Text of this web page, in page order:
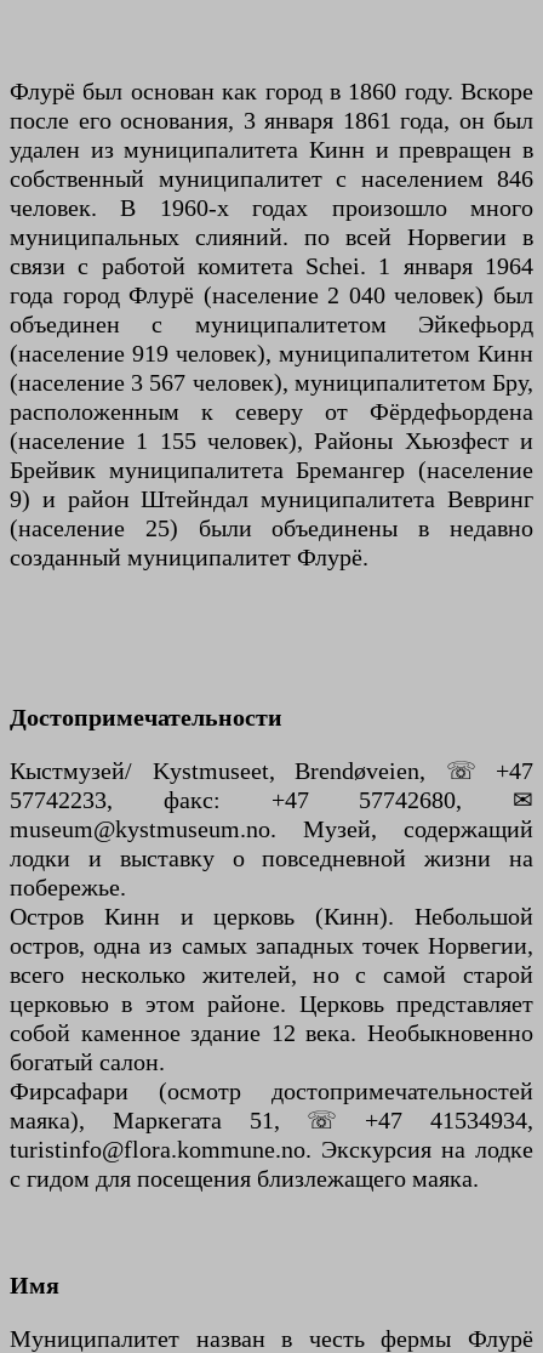
Флурё был основан как город в 1860 году. Вскоре
после его основания, 3 января 1861 года, он был
удален из муниципалитета Кинн и превращен в
собственный муниципалитет с населением 846
человек. В 1960-х годах произошло много
муниципальных слияний. по всей Норвегии в
связи с работой комитета Schei. 1 января 1964
года город Флурё (население 2 040 человек) был
объединен с муниципалитетом Эйкефьорд
(население 919 человек), муниципалитетом Кинн
(население 3 567 человек), муниципалитетом Бру,
расположенным к северу от Фёрдефьордена
(население 1 155 человек), Районы Хьюзфест и
Брейвик муниципалитета Бремангер (население
9) и район Штейндал муниципалитета Вевринг
(население 25) были объединены в недавно
созданный муниципалитет Флурё.
Достопримечательности
Кыстмузей/ Kystmuseet, Brendøveien, ☏ +47
57742233, факс: +47 57742680, ✉
museum@kystmuseum.no. Музей, содержащий
лодки и выставку о повседневной жизни на
побережье.
Остров Кинн и церковь (Кинн). Небольшой
остров, одна из самых западных точек Норвегии,
всего несколько жителей, но с самой старой
церковью в этом районе. Церковь представляет
собой каменное здание 12 века. Необыкновенно
богатый салон.
Фирсафари (осмотр достопримечательностей
маяка), Маркегата 51, ☏ +47 41534934,
turistinfo@flora.kommune.no. Экскурсия на лодке
с гидом для посещения близлежащего маяка.
Имя
Муниципалитет назван в честь фермы Флурё